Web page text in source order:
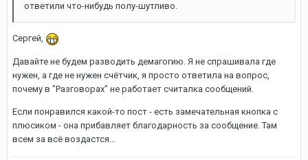
ответили что-нибудь полу-шутливо.
Сергей,
Давайте не будем разводить демагогию. Я не спрашивала где
нужен, а где не нужен счётчик, я просто ответила на вопрос,
почему в "Разговорах" не работает считалка сообщений.
Если понравился какой-то пост - есть замечательная кнопка с
плюсиком - она прибавляет благодарность за сообщение. Там
всем за всё воздастся...